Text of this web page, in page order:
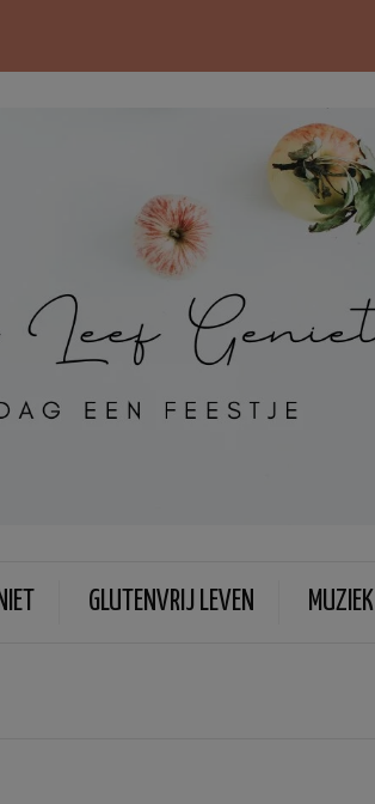
GLUTENVRIJ LEVEN MUZIEK